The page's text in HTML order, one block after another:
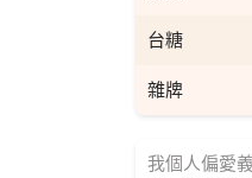
台糖
雜牌
我個人偏愛